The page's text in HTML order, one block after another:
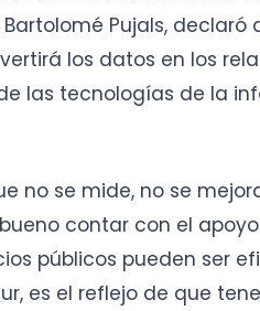
Pujals, declaró
los datos en los
las tecnologías de la
no se mide, no se
contar con el
públicos pueden ser
es el reflejo de que